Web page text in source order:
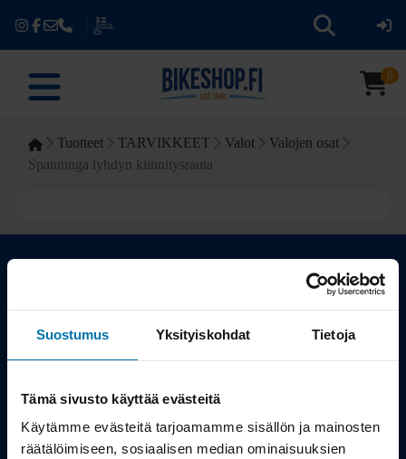
Suostumus Yksityiskohdat Tietoja
Tämä sivusto käyttää evästeitä
Käytämme evästeitä tarjoamamme sisällön ja mainosten
räätälöimiseen, sosiaalisen median ominaisuuksien
0
Tuotteet TARVIKKEET Valot
Valojen osat
Spanninga lyhdyn kiinnitysrauta
Kauppa
Työsuhdepyörä